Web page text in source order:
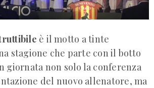
è il motto a tinte
stagione che parte con il botto
giornata non solo la conferenza
del nuovo allenatore, ma